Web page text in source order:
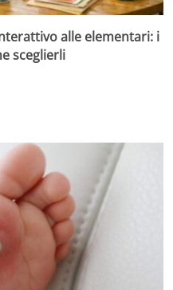
alle elementari: i
sceglierli